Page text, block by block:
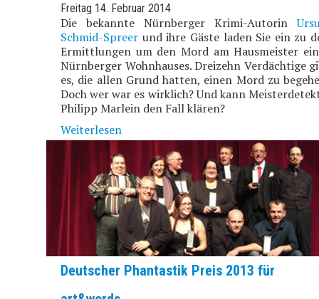
Freitag 14. Februar 2014
Die bekannte Nürnberger Krimi-Autorin
Schmid-Spreer und ihre Gäste laden Sie ein zu
Ermittlungen um den Mord am Hausmeister
Nürnberger Wohnhauses. Dreizehn Verdächtige
es, die allen Grund hatten, einen Mord zu
Doch wer war es wirklich? Und kann
Philipp Marlein den Fall klären?
Weiterlesen
Deutscher Phantastik Preis 2013 für